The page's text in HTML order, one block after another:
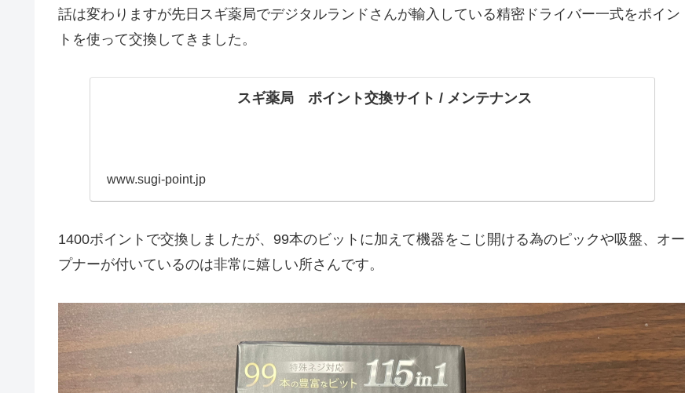
話は変わりますが先日スギ薬局でデジタルランドさんが輸入している精密ドライバー一式をポイン
トを使って交換してきました。
スギ薬局 ポイント交換サイト / メンテナンス
www.sugi-point.jp
1400ポイントで交換しましたが、99本のビットに加えて機器をこじ開ける為のピックや吸盤、オー
プナーが付いているのは非常に嬉しい所さんです。